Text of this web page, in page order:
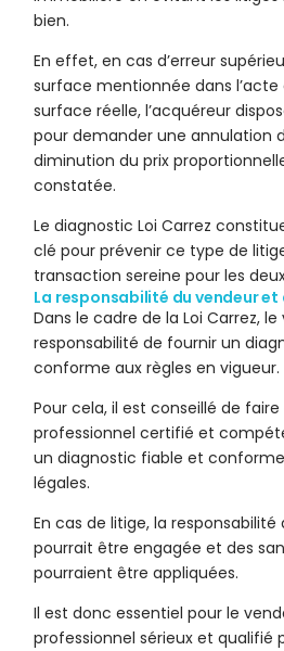
bien.
En effet, en cas d’erreur
surface mentionnée dans
surface réelle, l’acquéreur
pour demander une annulation
diminution du prix
constatée.
Le diagnostic Loi Carrez
clé pour prévenir ce type de
transaction sereine pour les
La responsabilité du vendeur
Dans le cadre de la Loi Carrez,
responsabilité de fournir un
conforme aux règles en vigueur.
Pour cela, il est conseillé de
professionnel certifié et
un diagnostic fiable et
légales.
En cas de litige, la
pourrait être engagée et des
pourraient être appliquées.
Il est donc essentiel pour le
professionnel sérieux et